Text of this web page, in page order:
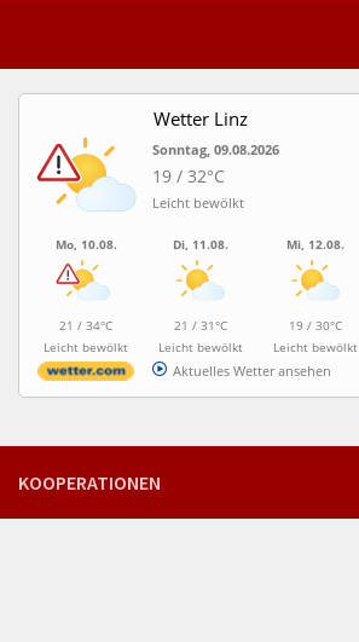
Wetter Linz
Sonntag, 09.08.2026
19 / 32°C
Leicht bewölkt
Mo, 10.08.
21 / 34°C
Leicht bewölkt
Di, 11.08.
21 / 31°C
Leicht bewölkt
Mi, 12.08.
19 / 30°C
Leicht bewölkt
Aktuelles Wetter ansehen
KOOPERATIONEN